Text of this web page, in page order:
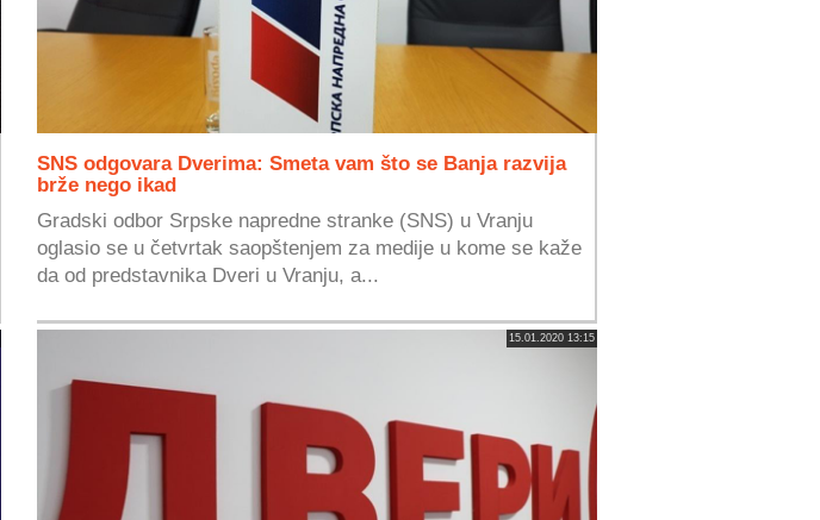
SNS odgovara Dverima: Smeta vam što se Banja razvija
brže nego ikad
Gradski odbor Srpske napredne stranke (SNS) u Vranju
oglasio se u četvrtak saopštenjem za medije u kome se kaže
da od predstavnika Dveri u Vranju, a...
15.01.2020 13:15